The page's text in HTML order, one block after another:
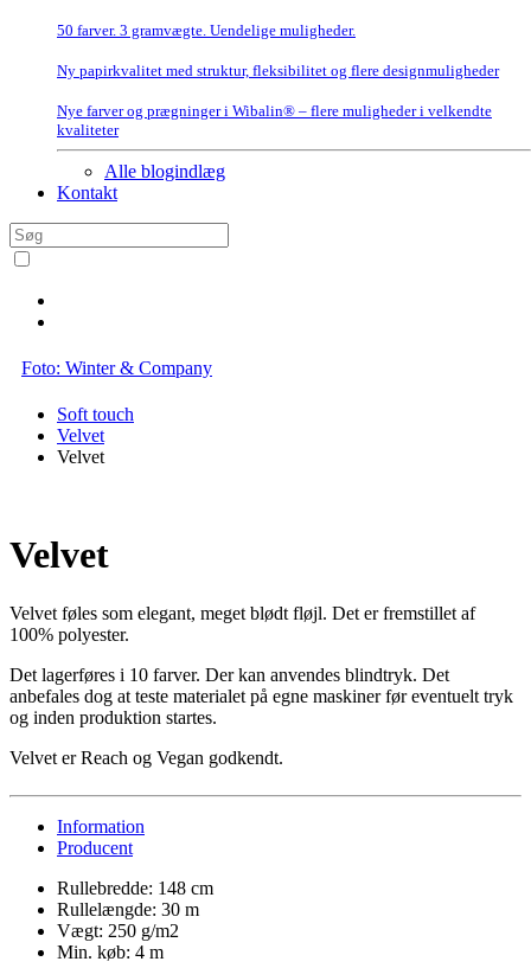
50 farver. 3 gramvægte. Uendelige muligheder.
Ny papirkvalitet med struktur, fleksibilitet og flere designmuligheder
Nye farver og prægninger i Wibalin® – flere muligheder i velkendte
kvaliteter
Alle blogindlæg
Kontakt
Foto: Winter & Company
Soft touch
Velvet
Velvet
Velvet
Velvet føles som elegant, meget blødt fløjl. Det er fremstillet af
100% polyester.
Det lagerføres i 10 farver. Der kan anvendes blindtryk. Det
anbefales dog at teste materialet på egne maskiner før eventuelt tryk
og inden produktion startes.
Velvet er Reach og Vegan godkendt.
Information
Producent
Rullebredde: 148 cm
Rullelængde: 30 m
Vægt: 250 g/m2
Min. køb: 4 m